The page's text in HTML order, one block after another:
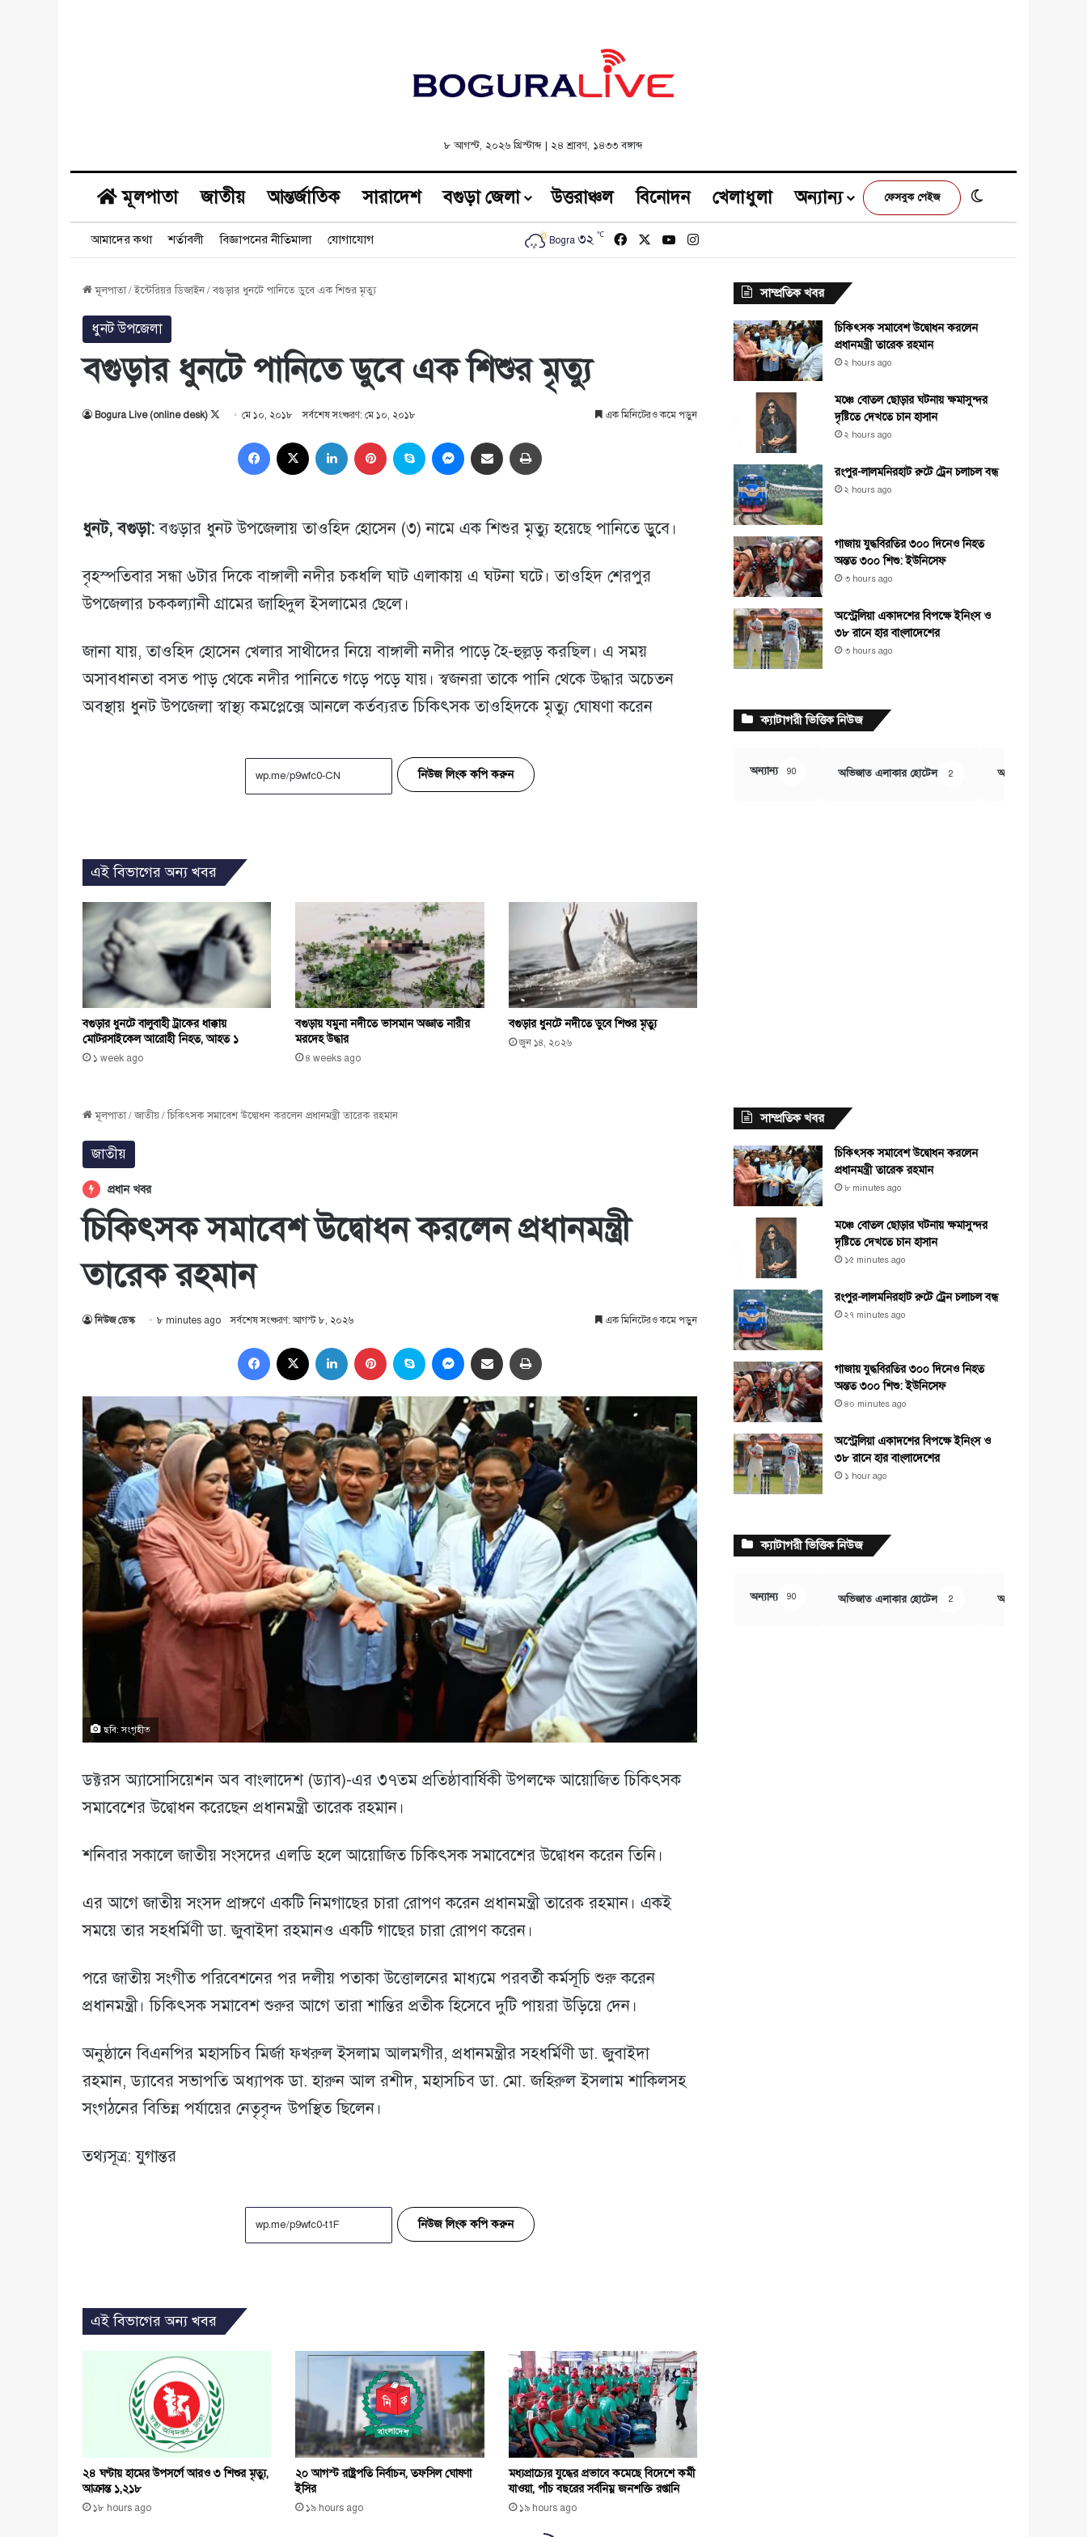
৮ আগস্ট, ২০২৬ খ্রিস্টাব্দ | ২৪ শ্রাবণ, ১৪৩৩ বঙ্গাব্দ
মূলপাতা জাতীয় আন্তর্জাতিক সারাদেশ বগুড়া জেলা উত্তরাঞ্চল বিনোদন খেলাধুলা অন্যান্য ফেসবুক পেইজ
আমাদের কথা শর্তাবলী বিজ্ঞাপনের নীতিমালা যোগাযোগ Bogra ৩২ ℃ FacebookYouTubeInstagram
মূলপাতা/ইন্টেরিয়র ডিজাইন/বগুড়ার ধুনটে পানিতে ডুবে এক শিশুর মৃত্যু
ধুনট উপজেলা
বগুড়ার ধুনটে পানিতে ডুবে এক শিশুর মৃত্যু
Bogura Live (online desk)
Followমে ১০, ২০১৮ সর্বশেষ সংষ্করণ: মে ১০, ২০১৮ এক মিনিটেরও কমে পড়ুন
Facebook LinkedIn Pinterest Skype MessengerShare via Email
ধুনট, বগুড়া:বগুড়ার ধুনট উপজেলায় তাওহিদ হোসেন (৩) নামে এক শিশুর মৃত্যু হয়েছে পানিতে ডুুুবে।
বৃহস্পতিবার সন্ধা ৬টার দিকে বাঙ্গালী নদীর চকধলি ঘাট এলাকায় এ ঘটনা ঘটে। তাওহিদ শেরপুর
উপজেলার চককল্যানী গ্রামের জাহিদুল ইসলামের ছেলে।
জানা যায়, তাওহিদ হোসেন খেলার সাথীদের নিয়ে বাঙ্গালী নদীর পাড়ে হৈ-হুল্লড় করছিল। এ সময়
অসাবধানতা বসত পাড় থেকে নদীর পানিতে গড়ে পড়ে যায়। স্বজনরা তাকে পানি থেকে উদ্ধার অচেতন
অবস্থায় ধুনট উপজেলা স্বাস্থ্য কমপ্লেক্সে আনলে কর্তব্যরত চিকিৎসক তাওহিদকে মৃত্যু ঘোষণা করেন
নিউজ লিংক কপি করুন
এই বিভাগের অন্য খবর
বগুড়ার ধুনটে বালুবাহী ট্রাকের ধাক্কায়
মোটরসাইকেল আরোহী নিহত, আহত ১
১ week ago
বগুড়ায় যমুনা নদীতে ভাসমান অজ্ঞাত নারীর
মরদেহ উদ্ধার
৪ weeks ago
বগুড়ার ধুনটে নদীতে ডুবে শিশুর মৃত্যু
জুন ১৪, ২০২৬
সাম্প্রতিক খবর
চিকিৎসক সমাবেশ উদ্বোধন করলেন
প্রধানমন্ত্রী তারেক রহমান
২ hours ago
মঞ্চে বোতল ছোড়ার ঘটনায় ক্ষমাসুন্দর
দৃষ্টিতে দেখতে চান হাসান
২ hours ago
রংপুর-লালমনিরহাট রুটে ট্রেন চলাচল বন্ধ
২ hours ago
গাজায় যুদ্ধবিরতির ৩০০ দিনেও নিহত
অন্তত ৩০০ শিশু: ইউনিসেফ
৩ hours ago
অস্ট্রেলিয়া একাদশের বিপক্ষে ইনিংস ও
৩৮ রানে হার বাংলাদেশের
৩ hours ago
ক্যাটাগরী ভিত্তিক নিউজ
অন্যান্য 90 অভিজাত এলাকার হোটেল 2 অর্থ ও বানিজ্য